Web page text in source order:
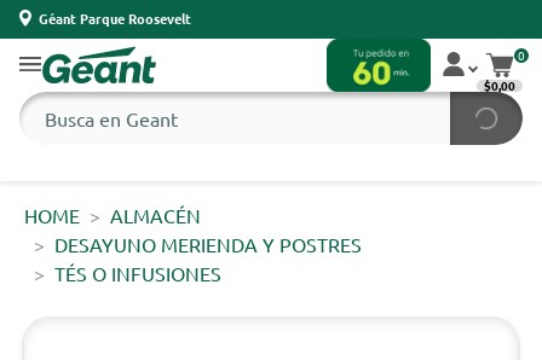
Géant Parque Roosevelt
0
$0,00
HOME
ALMACÉN
DESAYUNO MERIENDA Y POSTRES
TÉS O INFUSIONES